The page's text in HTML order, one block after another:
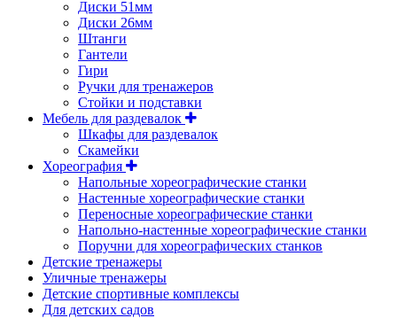
Диски 51мм
Диски 26мм
Штанги
Гантели
Гири
Ручки для тренажеров
Стойки и подставки
Мебель для раздевалок
Шкафы для раздевалок
Скамейки
Хореография
Напольные хореографические станки
Настенные хореографические станки
Переносные хореографические станки
Напольно-настенные хореографические станки
Поручни для хореографических станков
Детские тренажеры
Уличные тренажеры
Детские спортивные комплексы
Для детских садов